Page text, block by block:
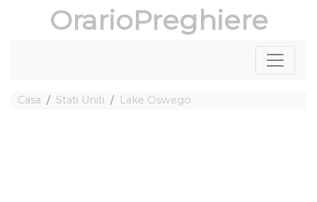
OrarioPreghiere
Casa Stati Uniti Lake Oswego